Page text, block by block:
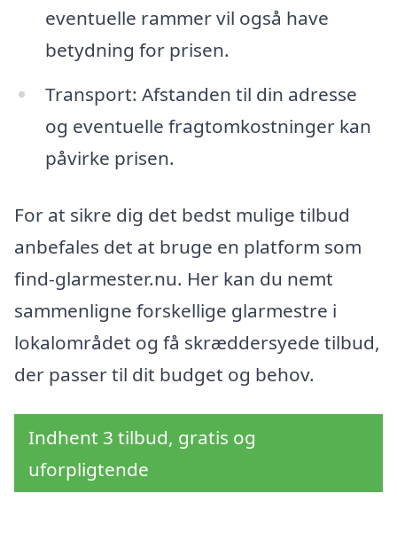
eventuelle rammer vil også have
betydning for prisen.
Transport: Afstanden til din adresse
og eventuelle fragtomkostninger kan
påvirke prisen.
For at sikre dig det bedst mulige tilbud
anbefales det at bruge en platform som
find-glarmester.nu. Her kan du nemt
sammenligne forskellige glarmestre i
lokalområdet og få skræddersyede tilbud,
der passer til dit budget og behov.
Indhent 3 tilbud, gratis og
uforpligtende